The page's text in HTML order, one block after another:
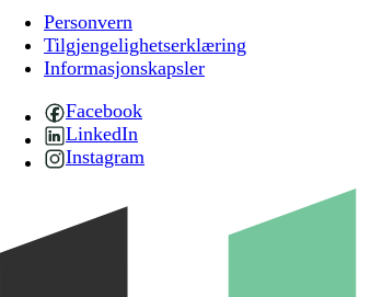
Personvern
Tilgjengelighetserklæring
Informasjonskapsler
Facebook
LinkedIn
Instagram